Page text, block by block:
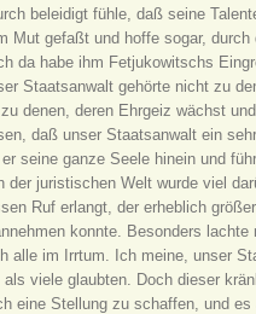
beleidigt fühle, daß seine
Mut gefaßt und hoffe sogar,
da habe ihm Fetjukowitschs
Staatsanwalt gehörte nicht zu
denen, deren Ehrgeiz wächst
daß unser Staatsanwalt ein
seine ganze Seele hinein und
der juristischen Welt wurde viel
Ruf erlangt, der erheblich
konnte. Besonders
alle im Irrtum. Ich meine, unser
viele glaubten. Doch dieser
eine Stellung zu schaffen, und